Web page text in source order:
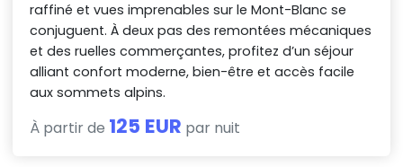
raffiné et vues imprenables sur le Mont-Blanc se
conjuguent. À deux pas des remontées mécaniques
et des ruelles commerçantes, profitez d’un séjour
alliant confort moderne, bien-être et accès facile
aux sommets alpins.
À partir de 125 EUR par nuit